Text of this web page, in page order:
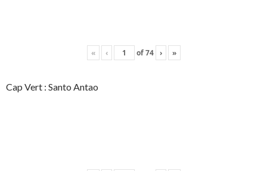
« ‹ of74 › »
Cap Vert : Santo Antao